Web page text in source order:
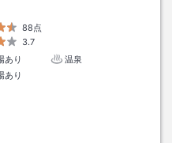
88点
3.7
あり
温泉
あり